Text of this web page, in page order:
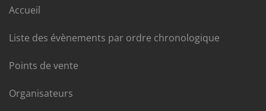
Accueil
Liste des évènements par ordre chronologique
Points de vente
Organisateurs